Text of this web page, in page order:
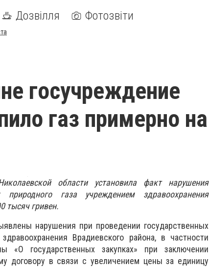
Дозвілля Фотозвіти
госучреждение
газ примерно на
области установила факт нарушения
природного газа учреждением здравоохранения
тысяч гривен.
нарушения при проведении государственных
Врадиевского района, в частности
«О государственных закупках» при заключении
договору в связи с увеличением цены за единицу